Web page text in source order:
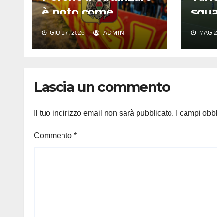
è noto come
Timore del Nord:
origine e significato
GIU 17, 2026 ADMIN MAG
Lascia un commento
Il tuo indirizzo email non sarà pubblicato. I campi
Commento *